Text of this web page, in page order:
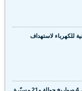
للكهرباء لاستهداف